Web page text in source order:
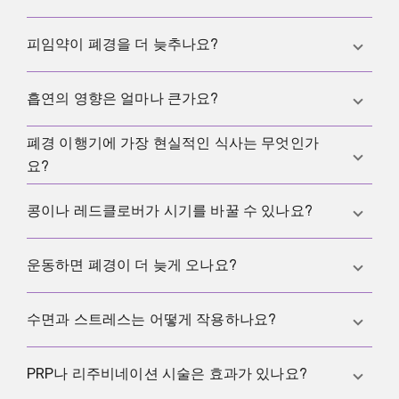
니다.
밤에 자주 깬다면 매일 평가하기보다 몇 주간 패턴을
아니요. 호르몬 치료는 증상을 줄일 수 있지만, 폐경의
위험, 목표에 따라 달라집니다.
피임약이 폐경을 더 늦추나요?
피임약은 출혈을 억제하거나 주기를 규칙적으로 보이
하지 않습니다.
흡연의 영향은 얼마나 큰가요?
흡연은 더 이른 폐경과 일관되게 연관됩니다. 조기 폐
경을 피하고 싶다면 금연은 가장 의미 있는 행동 중 하
폐경 이행기에 가장 현실적인 식사는 무엇인가
요?
대체로 덜 가공되고, 단백질과 식이섬유가 충분하며,
좋은 테스트는 하루 한 끼를 골라 단백질과 식이섬유
콩이나 레드클로버가 시기를 바꿀 수 있나요?
어떤 사람에게는 식물성 에스트로겐 제품이 증상에 도
꾸지는 않습니다.
운동하면 폐경이 더 늦게 오나요?
운동은 건강을 개선하고 증상에도 영향을 줄 수 있지
경 이행기의 웰빙을 위한 가장 중요한 기반 중 하나입
수면과 스트레스는 어떻게 작용하나요?
좋은 수면과 스트레스 관리는 증상, 기분, 에너지를 크
PRP나 리주비네이션 시술은 효과가 있나요?